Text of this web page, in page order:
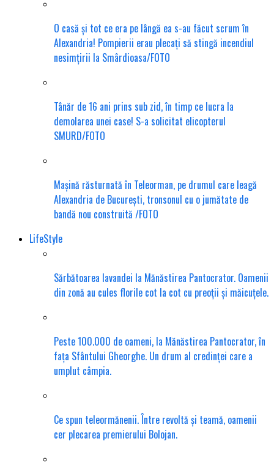
O casă și tot ce era pe lângă ea s-au făcut scrum în
Alexandria! Pompierii erau plecați să stingă incendiul
nesimțirii la Smârdioasa/FOTO
Tânăr de 16 ani prins sub zid, în timp ce lucra la
demolarea unei case! S-a solicitat elicopterul
SMURD/FOTO
Mașină răsturnată în Teleorman, pe drumul care leagă
Alexandria de București, tronsonul cu o jumătate de
bandă nou construită /FOTO
LifeStyle
Sărbătoarea lavandei la Mănăstirea Pantocrator. Oamenii
din zonă au cules florile cot la cot cu preoții și măicuțele.
Peste 100.000 de oameni, la Mănăstirea Pantocrator, în
fața Sfântului Gheorghe. Un drum al credinței care a
umplut câmpia.
Ce spun teleormănenii. Între revoltă și teamă, oamenii
cer plecarea premierului Bolojan.